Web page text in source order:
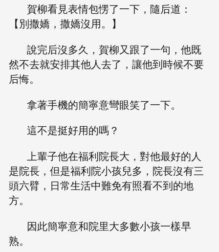
賀柳看見表情包愣了一下，隨后道：
【別撒嬌，撒嬌沒用。】
說完后沒多久，賀柳又跟了一句，他既
然不去就安排其他人去了，讓他到時候不要
后悔。
拿著手機的簡寧意彎眼笑了一下。
這不是挺好用的嗎？
上輩子他在福利院長大，對他最好的人
是院長，但是福利院小孩兒多，院長沒有三
頭六臂，日常生活中難免有照看不到的地
方。
因此簡寧意和院里大多數小孩一樣早
熟。